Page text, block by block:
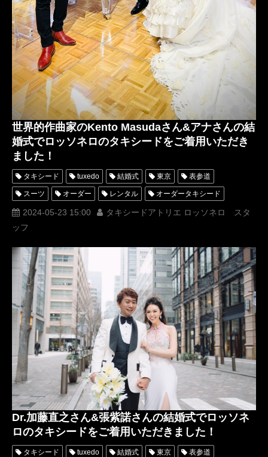
世界的作曲家のKento Masudaさん&アナさんの結
婚式でロッソネロのタキシードをご着用いただき
ました！
タキシード tuxedo 結婚式 東京 表参道
スーツ オーダー レンタル オーダータキシード
レンタルタキシード ロッソネロ 人気 横山宗生
MUNETAKAYOKOYAMA
ホワイトタキシード 名古屋 オーダータキシード東京
オーダータキシード名古屋 新郎衣装
レンタルタキシード東京 レンタルタキシード名古屋 横浜
ROSSONERO タキシードオーダー東京
タキシードレンタル東京 タキシード靴 青山 神奈川
増田顕人 オーダータキシード横浜 レンタルタキシード横浜
ミラノファッションウィーク 新郎タキシード 新郎人気
KentoMasuda フォーマルウェアデザイナー アリーナ・アナ
増田アリーナ・アナ KAWAIピアノ
2024-05-23 15:00
タキシードアトリエ ロッソネロ スタ
ッフ
Dr.加藤直之さん&張紫諾さんの結婚式でロッソネ
ロのタキシードをご着用いただきました！
タキシード tuxedo 結婚式 東京 表参道